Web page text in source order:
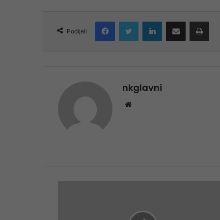
Podijeli
FacebookTwitter LinkedInShare via Email
nkglavni